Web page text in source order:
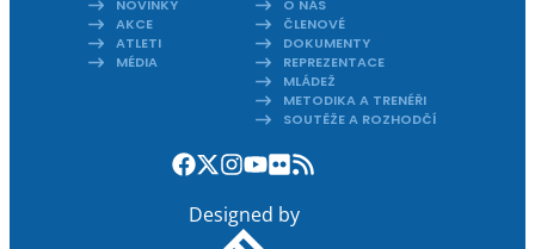
NOVINKY
AKCE
ATLETI
MÉDIA
O NÁS
ČLENOVÉ
DOKUMENTY
REPREZENTACE
MLÁDEŽ
METODIKA A TRENÉŘI
SOUTĚŽE A ROZHODČÍ
Designed by